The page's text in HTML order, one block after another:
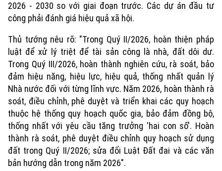
Hà Nội
Xã hội
An ninh trật tự
Công nghệ
Hà Nội
Nhịp sống Hà Nội
Người Hà Nội
Khoảnh khắc Hà Nội
Ẩm thực
Thế giới
Tin tức
Quân sự
Hồ sơ
Người Việt 4 phương
Kinh tế
Tin tức
Cafe sáng
Tài chính Ngân hàng
Doanh nghiệp
Nhà đất
Tin tức
Đầu tư
Căn hộ
Tàu và Xe
Ô tô
Giáo dục
2026 - 2030 so với giai đoạn trước. Các dự án đầu tư
công phải đánh giá hiệu quả xã hội.
Thủ tướng nêu rõ: "Trong Quý II/2026, hoàn thiện pháp
luật để xử lý triệt để tài sản công là nhà, đất dôi dư.
Trong Quý III/2026, hoàn thành nghiên cứu, rà soát, bảo
đảm hiệu năng, hiệu lực, hiệu quả, thống nhất quản lý
Nhà nước đối với từng lĩnh vực. Năm 2026, hoàn thành rà
soát, điều chỉnh, phê duyệt và triển khai các quy hoạch
thuộc hệ thống quy hoạch quốc gia, bảo đảm đồng bộ,
thống nhất với yêu cầu tăng trưởng 'hai con số'. Hoàn
thành rà soát, phê duyệt điều chỉnh quy hoạch sử dụng
đất trong Quý II/2026; sửa đổi Luật Đất đai và các văn
bản hướng dẫn trong năm 2026".